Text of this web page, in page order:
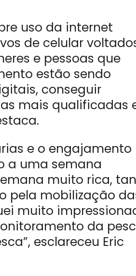
uso da internet
de celular
e pessoas que
estão sendo
conseguir
mais qualificadas
e o engajamento
a uma semana
muito rica,
pela mobilização
muito
da
esclareceu Eric